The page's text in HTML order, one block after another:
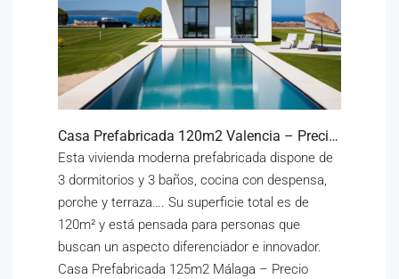
Casa Prefabricada 120m2 Valencia – Precio económico
Esta vivienda moderna prefabricada dispone de
3 dormitorios y 3 baños, cocina con despensa,
porche y terraza…. Su superficie total es de
120m² y está pensada para personas que
buscan un aspecto diferenciador e innovador.
Casa Prefabricada 125m2 Málaga – Precio